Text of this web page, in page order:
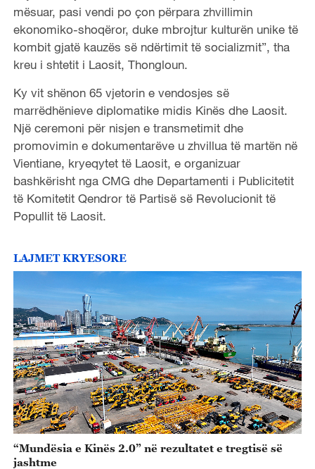
mësuar, pasi vendi po çon përpara zhvillimin
ekonomiko-shoqëror, duke mbrojtur kulturën unike të
kombit gjatë kauzës së ndërtimit të socializmit”, tha
kreu i shtetit i Laosit, Thongloun.
Ky vit shënon 65 vjetorin e vendosjes së
marrëdhënieve diplomatike midis Kinës dhe Laosit.
Një ceremoni për nisjen e transmetimit dhe
promovimin e dokumentarëve u zhvillua të martën në
Vientiane, kryeqytet të Laosit, e organizuar
bashkërisht nga CMG dhe Departamenti i Publicitetit
të Komitetit Qendror të Partisë së Revolucionit të
Popullit të Laosit.
LAJMET KRYESORE
“Mundësia e Kinës 2.0” në rezultatet e tregtisë së
jashtme